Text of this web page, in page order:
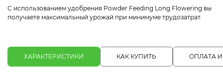
С использованием удобрения Powder Feeding Long Flowering вы
получаете максимальный урожай при минимуме трудозатрат.
ХАРАКТЕРИСТИКИ КАК КУПИТЬ ОПЛАТА